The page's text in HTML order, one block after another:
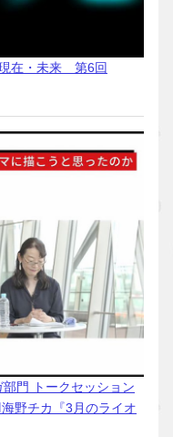
在・未来 第6回
門 トークセッション
野チカ『3月のライオ